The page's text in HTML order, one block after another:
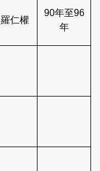
羅仁權
90年至96
年